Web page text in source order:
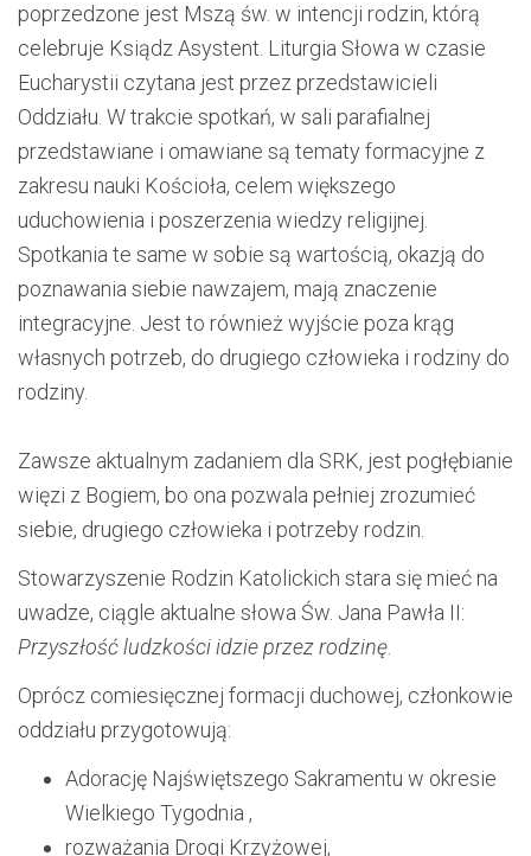
poprzedzone jest Mszą św. w intencji rodzin, którą
celebruje Ksiądz Asystent. Liturgia Słowa w czasie
Eucharystii czytana jest przez przedstawicieli
Oddziału. W trakcie spotkań, w sali parafialnej
przedstawiane i omawiane są tematy formacyjne z
zakresu nauki Kościoła, celem większego
uduchowienia i poszerzenia wiedzy religijnej.
Spotkania te same w sobie są wartością, okazją do
poznawania siebie nawzajem, mają znaczenie
integracyjne. Jest to również wyjście poza krąg
własnych potrzeb, do drugiego człowieka i rodziny do
rodziny.
Zawsze aktualnym zadaniem dla SRK, jest pogłębianie
więzi z Bogiem, bo ona pozwala pełniej zrozumieć
siebie, drugiego człowieka i potrzeby rodzin.
Stowarzyszenie Rodzin Katolickich stara się mieć na
uwadze, ciągle aktualne słowa Św. Jana Pawła II:
Przyszłość ludzkości idzie przez rodzinę
Oprócz comiesięcznej formacji duchowej, członkowie
oddziału przygotowują:
Adorację Najświętszego Sakramentu w okresie
Wielkiego Tygodnia ,
rozważania Drogi Krzyżowej,